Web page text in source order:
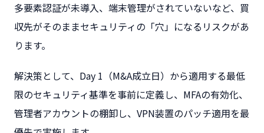
多要素認証が未導入、端末管理がされていないなど、買
収先がそのままセキュリティの「穴」になるリスクがあ
ります。
解決策として、Day 1（M&A成立日）から適用する最低
限のセキュリティ基準を事前に定義し、MFAの有効化、
管理者アカウントの棚卸し、VPN装置のパッチ適用を最